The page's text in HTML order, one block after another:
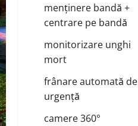
menținere bandă +
centrare pe bandă
monitorizare unghi
mort
frânare automată de
urgență
camere 360°